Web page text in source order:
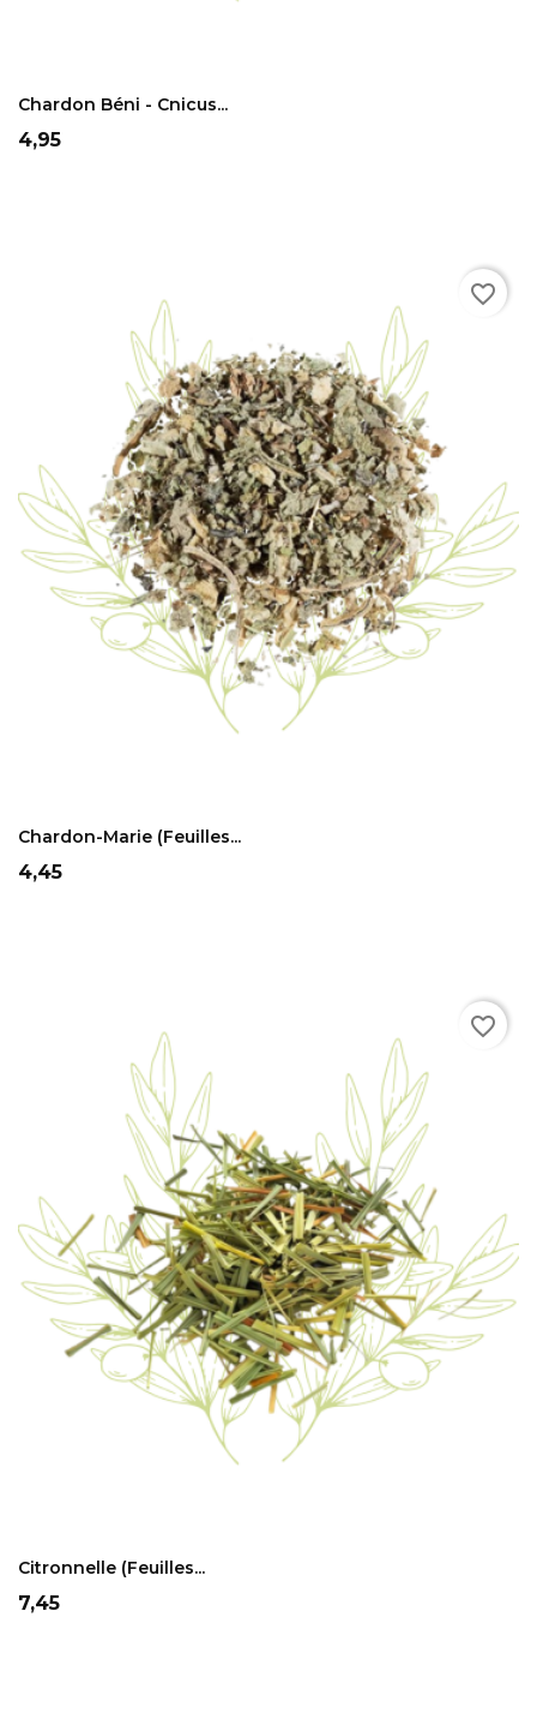
Chardon Béni - Cnicus...
Prix
4,95
Chardon-Marie (feuilles...
Prix
4,45
favorite_border
Citronnelle (feuilles...
Prix
7,45
favorite_border